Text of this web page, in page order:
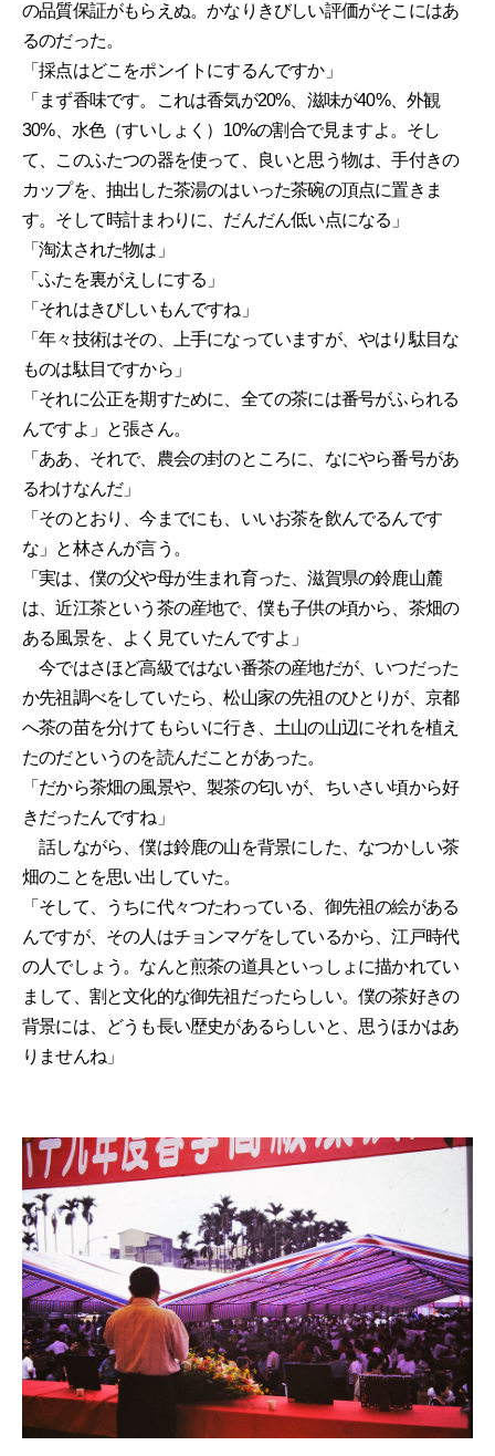
の品質保証がもらえぬ。かなりきびしい評価がそこにはあ
るのだった。
「採点はどこをポンイトにするんですか」
「まず香味です。これは香気が20%、滋味が40%、外観
30%、水色（すいしょく）10%の割合で見ますよ。そし
て、このふたつの器を使って、良いと思う物は、手付きの
カップを、抽出した茶湯のはいった茶碗の頂点に置きま
す。そして時計まわりに、だんだん低い点になる」
「淘汰された物は」
「ふたを裏がえしにする」
「それはきびしいもんですね」
「年々技術はその、上手になっていますが、やはり駄目な
ものは駄目ですから」
「それに公正を期すために、全ての茶には番号がふられる
んですよ」と張さん。
「ああ、それで、農会の封のところに、なにやら番号があ
るわけなんだ」
「そのとおり、今までにも、いいお茶を飲んでるんです
な」と林さんが言う。
「実は、僕の父や母が生まれ育った、滋賀県の鈴鹿山麓
は、近江茶という茶の産地で、僕も子供の頃から、茶畑の
ある風景を、よく見ていたんですよ」
今ではさほど高級ではない番茶の産地だが、いつだった
か先祖調べをしていたら、松山家の先祖のひとりが、京都
へ茶の苗を分けてもらいに行き、土山の山辺にそれを植え
たのだというのを読んだことがあった。
「だから茶畑の風景や、製茶の匂いが、ちいさい頃から好
きだったんですね」
話しながら、僕は鈴鹿の山を背景にした、なつかしい茶
畑のことを思い出していた。
「そして、うちに代々つたわっている、御先祖の絵がある
んですが、その人はチョンマゲをしているから、江戸時代
の人でしょう。なんと煎茶の道具といっしょに描かれてい
まして、割と文化的な御先祖だったらしい。僕の茶好きの
背景には、どうも長い歴史があるらしいと、思うほかはあ
りませんね」